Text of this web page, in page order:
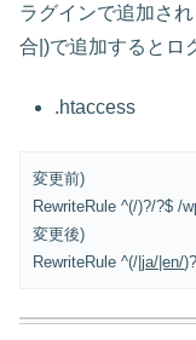
ラグインで追加さ
合|)で追加するとロ
.htaccess
変更前)
RewriteRule ^(/)?/?$ /
変更後)
RewriteRule ^(/ |ja/|en/